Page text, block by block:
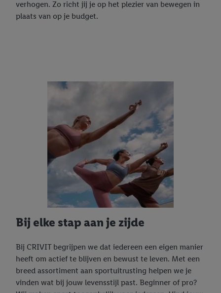
verhogen. Zo richt jij je op het plezier van bewegen in
plaats van op je budget.
Bij elke stap aan je zijde
Bij CRIVIT begrijpen we dat iedereen een eigen manier
heeft om actief te blijven en bewust te leven. Met een
breed assortiment aan sportuitrusting helpen we je
vinden wat bij jouw levensstijl past. Beginner of pro?